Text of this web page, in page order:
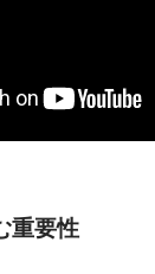
重要性